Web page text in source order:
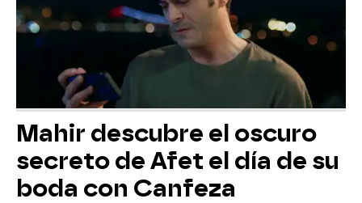
Mahir descubre el oscuro
secreto de Afet el día de su
boda con Canfeza